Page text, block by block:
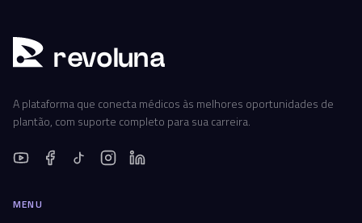
revoluna
A plataforma que conecta médicos às melhores oportunidades de
plantão, com suporte completo para sua carreira.
MENU